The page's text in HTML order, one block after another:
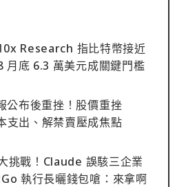
Research 指比特幣接近
月底 6.3 萬美元成關鍵門檻
公布後重挫！股價重挫
支出、解禁賣壓成焦點
挑戰！Claude 誤駭三企業
執行長曬錢包嗆：來拿啊